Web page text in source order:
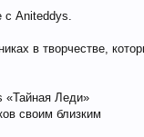
с Aniteddys.
в творчестве,
«Тайная Леди»
своим близким